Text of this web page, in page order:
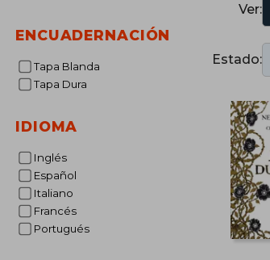
ENCUADERNACIÓN
Tapa Blanda
Tapa Dura
IDIOMA
Inglés
Español
Italiano
Francés
Portugués
Ver:
Estado: